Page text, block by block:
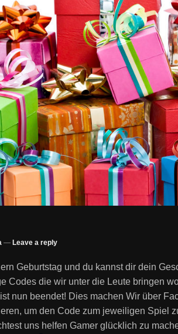
— Leave a reply
Geburtstag und du kannst dir dein
Codes die wir unter die Leute bringen
nun beendet! Dies machen Wir über
um den Code zum jeweiligen Spiel
uns helfen Gamer glücklich zu